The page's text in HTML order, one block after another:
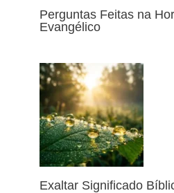
Perguntas Feitas na
Evangélico
Exaltar Significado